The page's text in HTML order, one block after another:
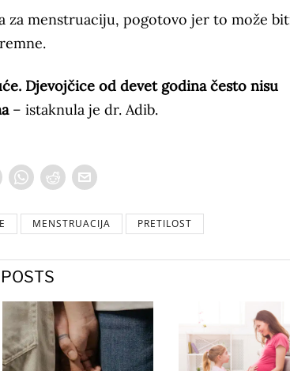
za menstruaciju, pogotovo jer to može
Djevojčice od devet godina često nisu
– istaknula je dr. Adib.
MENSTRUACIJA PRETILOST